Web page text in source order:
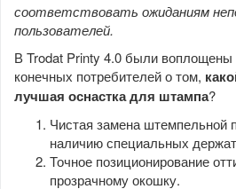
соответствовать ожиданиям
пользователей.
В Trodat Printy 4.0 были воплощены
конечных потребителей о том,
лучшая оснастка для штампа?
Чистая замена штемпельной
наличию специальных
Точное позиционирование
прозрачному окошку.